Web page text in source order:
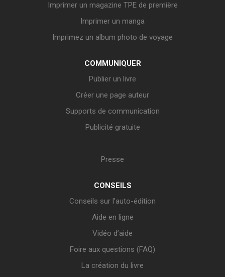
Imprimer un magazine TPE de première
Imprimer un manga
Imprimez un album photo de voyage
COMMUNIQUER
Publier un livre
Créer une page auteur
Supports de communication
Publicité gratuite
Presse
CONSEILS
Conseils sur l’auto-édition
Aide en ligne
Vidéo d’aide
Foire aux questions (FAQ)
La création du livre